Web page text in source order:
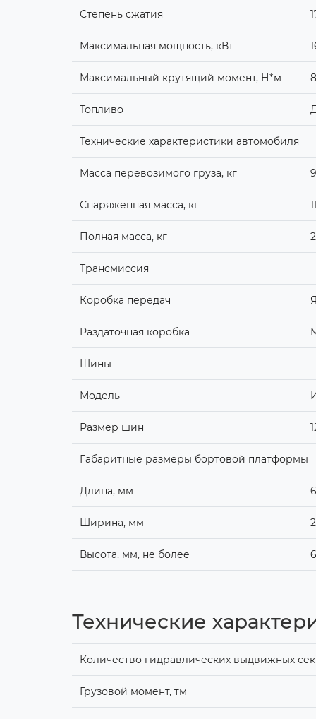
Степень сжатия
Максимальная мощность, кВт
Максимальный крутящий момент, Н*м
Топливо
Технические характеристики автомобиля
Масса перевозимого груза, кг
Снаряженная масса, кг
Полная масса, кг
Трансмиссия
Коробка передач
Раздаточная коробка
Шины
Модель
Размер шин
Габаритные размеры бортовой платформы
Длина, мм
Ширина, мм
Высота, мм, не более
Технические
Количество гидравлических выдвижных
Грузовой момент, тм